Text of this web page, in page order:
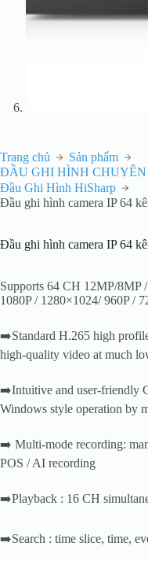
Trang chủ
Sản phẩm
ĐẦU GHI HÌNH CHUYÊN
Đầu Ghi Hình HiSharp
Đầu ghi hình camera IP 64
Đầu ghi hình camera IP 64
Supports 64 CH 12MP/8MP
1080P / 1280×1024/ 960P /
➡️Standard H.265 high
high-quality video at much
➡️Intuitive and user-friendly
Windows style operation by
➡️ Multi-mode recording:
POS / AI recording
➡️Playback : 16 CH
➡️Search : time slice, time,